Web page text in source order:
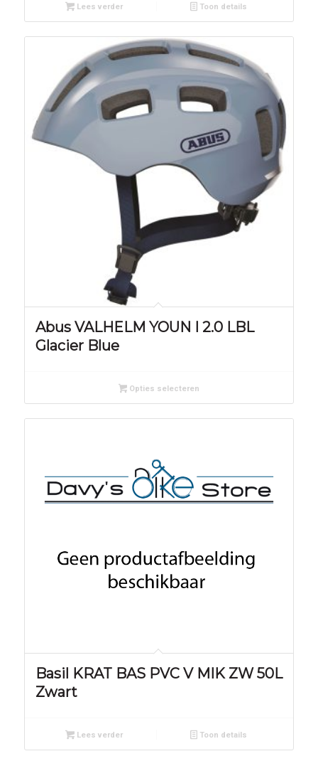
Lees verder Toon details
Abus VALHELM YOUN I 2.0 LBL
Glacier Blue
Opties selecteren
Basil KRAT BAS PVC V MIK ZW 50L
Zwart
Lees verder Toon details